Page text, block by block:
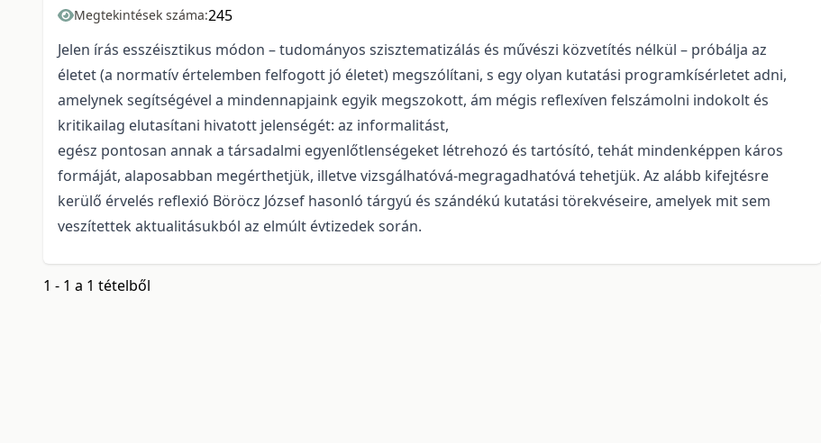
Megtekintések száma:245
Jelen írás esszéisztikus módon – tudományos szisztematizálás és művészi közvetítés nélkül – próbálja az
életet (a normatív értelemben felfogott jó életet) megszólítani, s egy olyan kutatási programkísérletet adni,
amelynek segítségével a mindennapjaink egyik megszokott, ám mégis reflexíven felszámolni indokolt és
kritikailag elutasítani hivatott jelenségét: az informalitást,
egész pontosan annak a társadalmi egyenlőtlenségeket létrehozó és tartósító, tehát mindenképpen káros
formáját, alaposabban megérthetjük, illetve vizsgálhatóvá-megragadhatóvá tehetjük. Az alább kifejtésre
kerülő érvelés reflexió Böröcz József hasonló tárgyú és szándékú kutatási törekvéseire, amelyek mit sem
veszítettek aktualitásukból az elmúlt évtizedek során.
1 - 1 a 1 tételből